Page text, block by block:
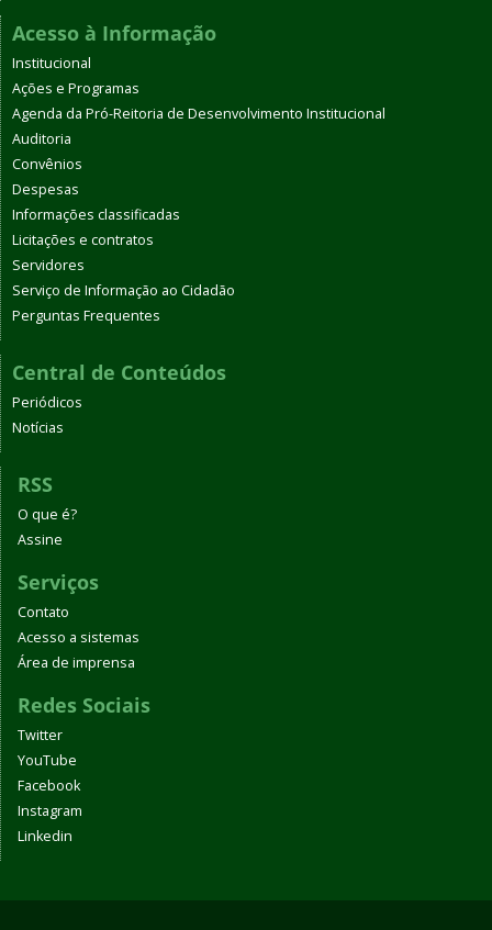
Acesso à Informação
Institucional
Ações e Programas
Agenda da Pró-Reitoria de Desenvolvimento Institucional
Auditoria
Convênios
Despesas
Informações classificadas
Licitações e contratos
Servidores
Serviço de Informação ao Cidadão
Perguntas Frequentes
Central de Conteúdos
Periódicos
Notícias
RSS
O que é?
Assine
Serviços
Contato
Acesso a sistemas
Área de imprensa
Redes Sociais
Twitter
YouTube
Facebook
Instagram
Linkedin